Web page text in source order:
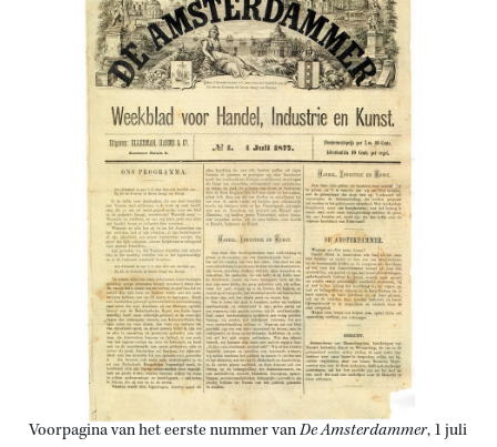
Voorpagina van het eerste nummer vanDe Amsterdammer, 1 juli